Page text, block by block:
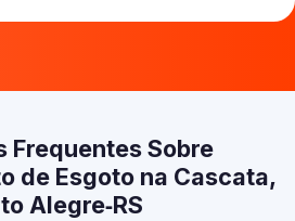
Frequentes Sobre
de Esgoto na Cascata,
Alegre‑RS